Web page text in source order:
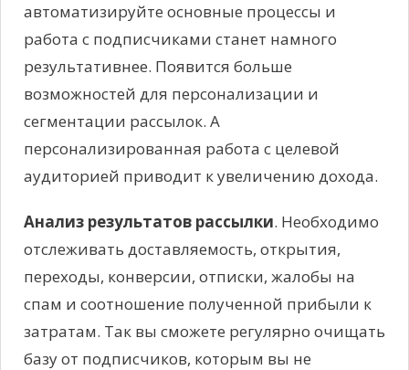
автоматизируйте основные процессы и
работа с подписчиками станет намного
результативнее. Появится больше
возможностей для персонализации и
сегментации рассылок. А
персонализированная работа с целевой
аудиторией приводит к увеличению дохода.
Анализ результатов рассылки. Необходимо
отслеживать доставляемость, открытия,
переходы, конверсии, отписки, жалобы на
спам и соотношение полученной прибыли к
затратам. Так вы сможете регулярно очищать
базу от подписчиков, которым вы не